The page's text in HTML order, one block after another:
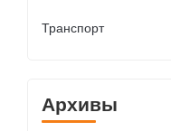
Транспорт
Архивы